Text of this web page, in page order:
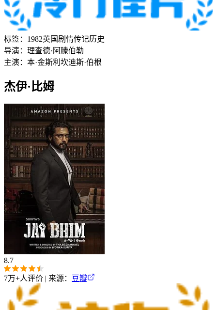
标签： 1982英国 剧情传记历史
导演： 理查德·阿滕伯勒
主演： 本·金斯利 坎迪斯·伯根
杰伊·比姆
8.7
7万+人评价 | 来源： 豆瓣